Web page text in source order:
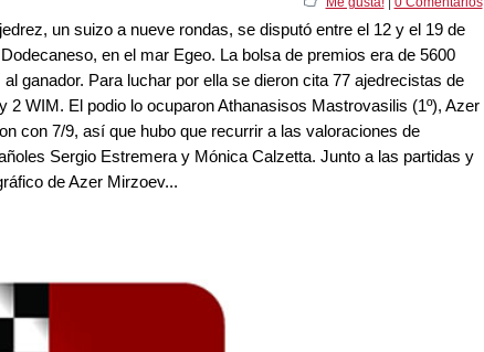
un suizo a nueve rondas, se disputó entre el 12 y el 19 de
en el mar Egeo. La bolsa de premios era de 5600
ganador. Para luchar por ella se dieron cita 77 ajedrecistas de
WIM. El podio lo ocuparon Athanasisos Mastrovasilis (1º), Azer
con 7/9, así que hubo que recurrir a las valoraciones de
Sergio Estremera y Mónica Calzetta. Junto a las partidas y
de Azer Mirzoev...